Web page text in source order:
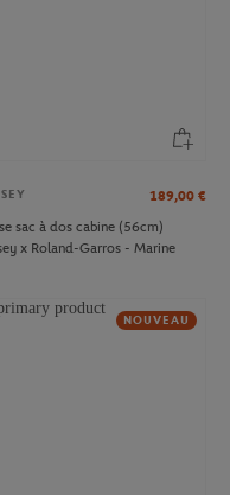
189,00 €
sac à dos cabine (56cm)
x Roland-Garros - Marine
NOUVEAU